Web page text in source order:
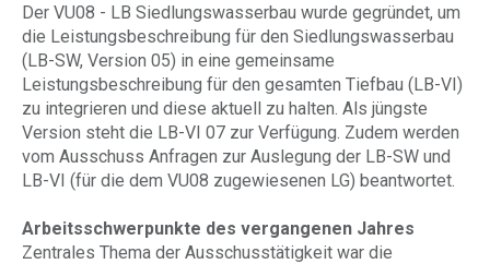
Der VU08 - LB Siedlungswasserbau wurde gegründet, um
die Leistungsbeschreibung für den Siedlungswasserbau
(LB-SW, Version 05) in eine gemeinsame
Leistungsbeschreibung für den gesamten Tiefbau (LB-VI)
zu integrieren und diese aktuell zu halten. Als jüngste
Version steht die LB-VI 07 zur Verfügung. Zudem werden
vom Ausschuss Anfragen zur Auslegung der LB-SW und
LB-VI (für die dem VU08 zugewiesenen LG) beantwortet.
Arbeitsschwerpunkte des vergangenen Jahres
Zentrales Thema der Ausschusstätigkeit war die